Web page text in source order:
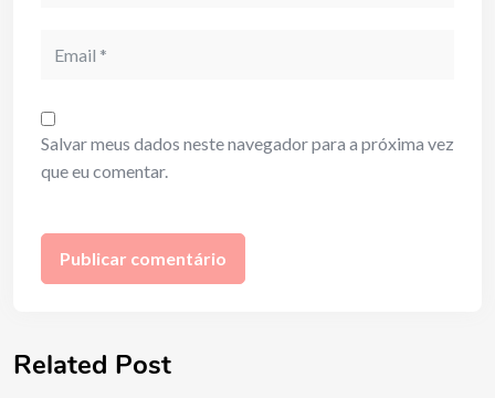
Salvar meus dados neste navegador para a próxima vez
que eu comentar.
Related Post